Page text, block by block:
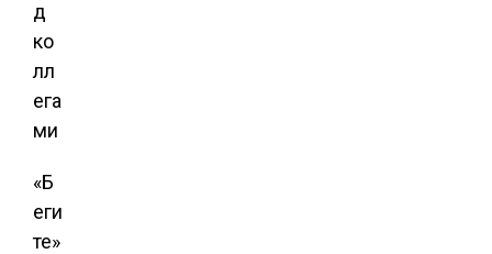
«Б
еги
те»